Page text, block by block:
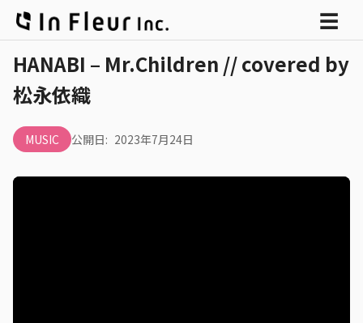
メ
ニ
ュ
☰
HANABI – Mr.Children // covered by
松永依織
MUSIC 公開日: 2023年7月24日